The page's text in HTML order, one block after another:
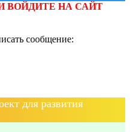
ВОЙДИТЕ НА САЙТ
сообщение:
для развития